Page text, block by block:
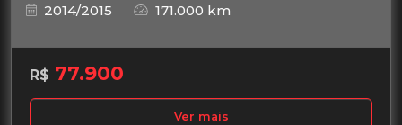
2014/2015
171.000 km
R$ 77.900
Ver mais